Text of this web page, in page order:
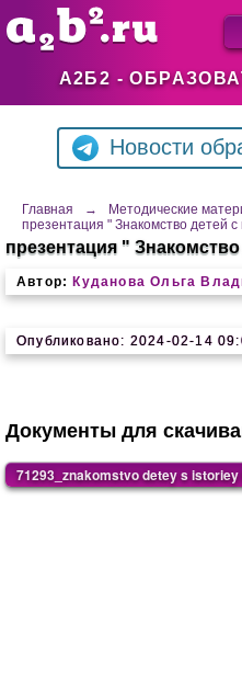
А2Б2 -
Новости
Главная → Методические
презентация " Знакомство детей
презентация "
Автор: Куданова Ольга
Опубликовано: 2024-02-14
Документы для
71293_znakomstvo detey s